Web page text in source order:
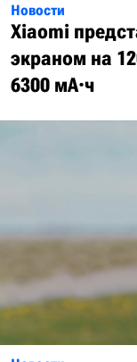
Новости
Xiaomi
экраном на
6300 мА·ч